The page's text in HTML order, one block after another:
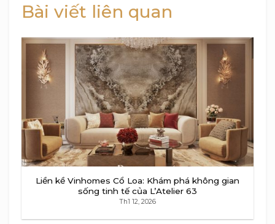
Bài viết liên quan
Liền kề Vinhomes Cổ Loa: Khám phá không gian
sống tinh tế của L’Atelier 63
Th1 12, 2026